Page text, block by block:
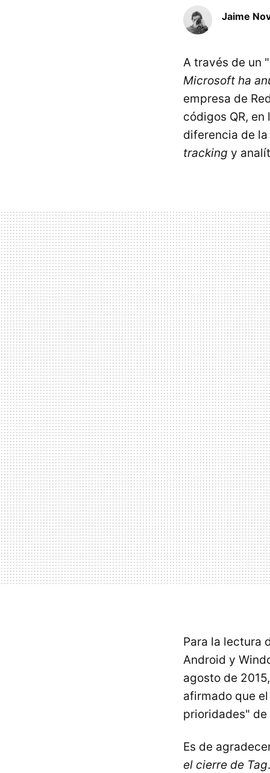
Jaime
A través de un
Microsoft ha
empresa de
códigos QR,
diferencia de
tracking y
Para la lectura
Android y
agosto de
afirmado que
prioridades" de
Es de
el cierre de Tag